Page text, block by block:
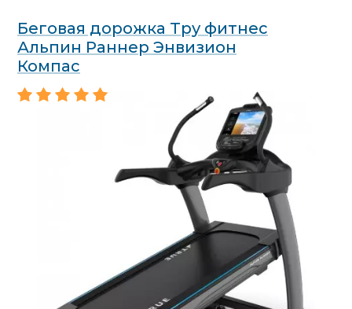
Беговая дорожка Тру фитнес
Альпин Раннер Энвизион
Компас